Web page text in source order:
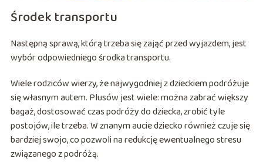
Środek transportu
Następną sprawą, którą trzeba się zająć przed wyjazdem, jest
wybór odpowiedniego środka transportu.
Wiele rodziców wierzy, że najwygodniej z dzieckiem podróżuje
się własnym autem. Plusów jest wiele: można zabrać większy
bagaż, dostosować czas podróży do dziecka, zrobić tyle
postojów, ile trzeba. W znanym aucie dziecko również czuje się
bardziej swojo, co pozwoli na redukcję ewentualnego stresu
związanego z podróżą.